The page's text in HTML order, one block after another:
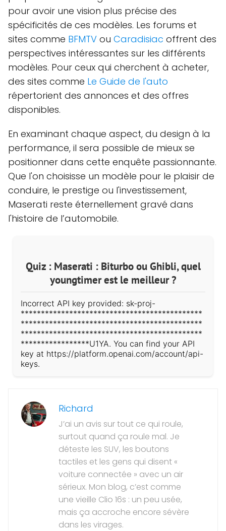
pour avoir une vision plus précise des
spécificités de ces modèles. Les forums et
sites comme BFMTV ou Caradisiac offrent des
perspectives intéressantes sur les différents
modèles. Pour ceux qui cherchent à acheter,
des sites comme Le Guide de l'auto
répertorient des annonces et des offres
disponibles.
En examinant chaque aspect, du design à la
performance, il sera possible de mieux se
positionner dans cette enquête passionnante.
Que l'on choisisse un modèle pour le plaisir de
conduire, le prestige ou l'investissement,
Maserati reste éternellement gravé dans
l'histoire de l’automobile.
Quiz : Maserati : Biturbo ou Ghibli, quel
youngtimer est le meilleur ?
Incorrect API key provided: sk-proj-
*********************************************
*********************************************
*********************************************
*****************U1YA. You can find your API
key at https://platform.openai.com/account/api-
keys.
Richard
J’ai un avis sur tout ce qui roule,
surtout quand ça roule mal. Je
déteste les SUV, les boutons
tactiles et les gens qui disent «
voiture connectée » avec un air
sérieux. Mon blog, c’est comme
une vieille Clio 16s : un peu usée,
mais ça accroche encore sévère
dans les virages.